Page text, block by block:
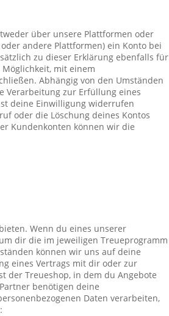
über unsere Plattformen oder
andere Plattformen) ein Konto bei
zu dieser Erklärung ebenfalls für
mit einem
Abhängig von den Umständen
Verarbeitung zur Erfüllung eines
deine Einwilligung widerrufen
oder die Löschung deines Kontos
Kundenkonten können wir die
Wenn du eines unserer
dir die im jeweiligen Treueprogramm
können wir uns auf deine
eines Vertrags mit dir oder zur
der Treueshop, in dem du Angebote
benötigen deine
Daten verarbeiten,